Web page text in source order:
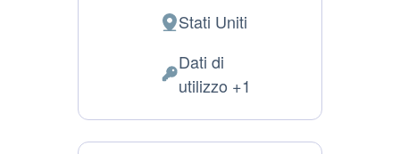
Luogo
del
trattamento:
Stati Uniti
Dati
Dati di
utilizzo +1